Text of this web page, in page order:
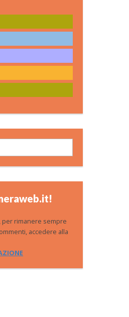
per rimanere sempre
accedere alla